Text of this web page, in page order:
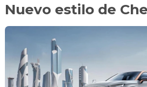
Nuevo estilo de